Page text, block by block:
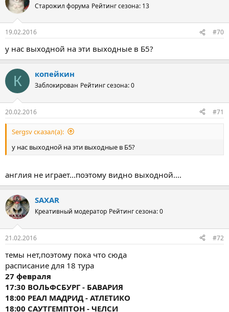
Старожил форума Рейтинг сезона: 13
19.02.2016 #70
у нас выходной на эти выходные в Б5?
К копейкин
Заблокирован Рейтинг сезона: 0
20.02.2016 #71
Sergsv сказал(а):
у нас выходной на эти выходные в Б5?
англия не играет...поэтому видно выходной....
SAXAR
Креативный модератор Рейтинг сезона: 0
21.02.2016 #72
темы нет,поэтому пока что сюда
расписание для 18 тура
27 февраля
17:30 ВОЛЬФСБУРГ - БАВАРИЯ
18:00 РЕАЛ МАДРИД - АТЛЕТИКО
18:00 САУТГЕМПТОН - ЧЕЛСИ